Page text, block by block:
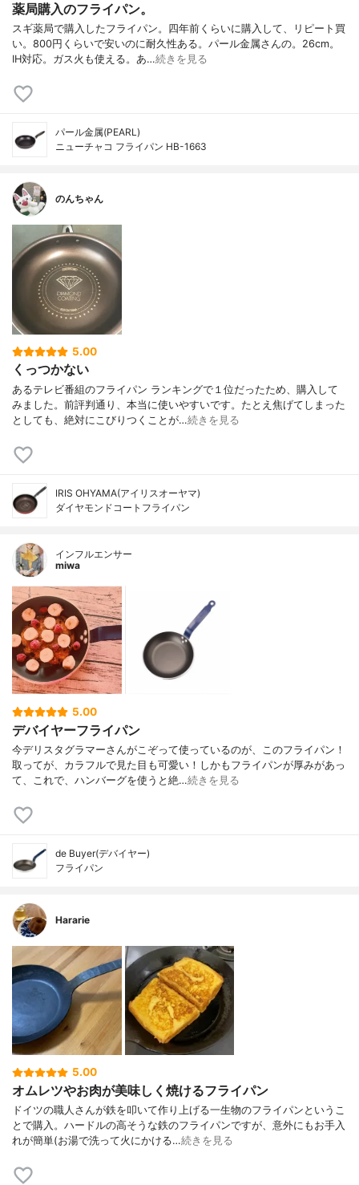
薬局購入のフライパン。
スギ薬局で購入したフライパン。四年前くらいに購入して、リピート買
い。800円くらいで安いのに耐久性ある。パール金属さんの。26cm。
IH対応。ガス火も使える。あ…続きを見る
パール金属(PEARL)
ニューチャコ フライパン HB-1663
のんちゃん
5.00
くっつかない
あるテレビ番組のフライパン ランキングで１位だったため、購入して
みました。前評判通り、本当に使いやすいです。たとえ焦げてしまった
としても、絶対にこびりつくことが…続きを見る
IRIS OHYAMA(アイリスオーヤマ)
ダイヤモンドコートフライパン
インフルエンサー
miwa
5.00
デバイヤーフライパン
今デリスタグラマーさんがこぞって使っているのが、このフライパン！
取ってが、カラフルで見た目も可愛い！しかもフライパンが厚みがあっ
て、これで、ハンバーグを使うと絶…続きを見る
de Buyer(デバイヤー)
フライパン
Hararie
5.00
オムレツやお肉が美味しく焼けるフライパン
ドイツの職人さんが鉄を叩いて作り上げる一生物のフライパンというこ
とで購入。ハードルの高そうな鉄のフライパンですが、意外にもお手入
れが簡単(お湯で洗って火にかける…続きを見る